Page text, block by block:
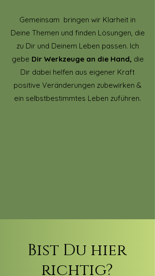
Gemeinsam bringen wir Klarheit in
Deine Themen und finden Lösungen, die
zu Dir und Deinem Leben passen. Ich
gebe Dir Werkzeuge an die Hand, die
Dir dabei helfen aus eigener Kraft
positive Veränderungen zubewirken &
ein selbstbestimmtes Leben zuführen.
Bist Du hier
richtig?